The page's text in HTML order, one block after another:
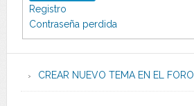
Registro
Contraseña perdida
CREAR NUEVO TEMA EN EL FORO